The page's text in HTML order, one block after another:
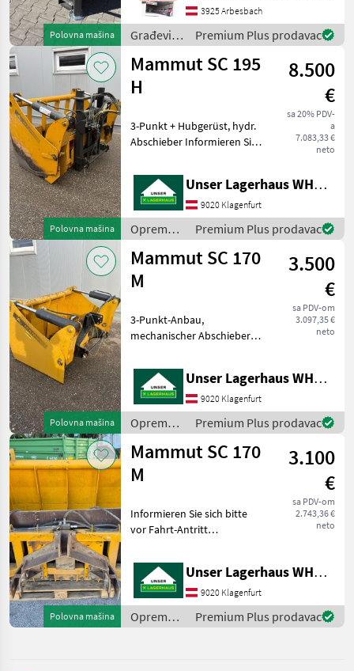
Polovna mašina
3925 Arbesbach
Građevinski
strojevi /
Mammut
Premium Plus prodavac
Polovna mašina
Mammut SC 195
H
8.500
€
sa 20% PDV-
a
7.083,33 €
neto
3-Punkt + Hubgerüst, hydr.
Abschieber Informieren Sie
telefonisch, ob die von
Ihnen angefragte Maschine
aktuell bei uns am Lager
steht.
Unser Lagerhaus WHG, Kärnten, Klagenfurt
9020 Klagenfurt
Oprema
za
hranidbu
životinja /
Mammut
Premium Plus prodavac
Polovna mašina
Mammut SC 170
M
3.500
€
sa PDV-om
3.097,35 €
neto
3-Punkt-Anbau,
mechanischer Abschieber
vor Fahrt-Antritt
telefonisch, ob die von
Ihnen angefragte Maschine
aktuell bei uns am Lager
steht.
Unser Lagerhaus WHG, Kärnten, Klagenfurt
9020 Klagenfurt
Oprema
za
hranidbu
životinja /
Mammut
Premium Plus prodavac
Polovna mašina
Mammut SC 170
M
3.100
€
sa PDV-om
2.743,36 €
neto
Informieren Sie sich bitte
vor Fahrt-Antritt
Ihnen angefragte Maschine
aktuell bei uns am Lager
steht. Wir inserieren auch
Maschinen, die sic
Unser Lagerhaus WHG, Kärnten, Klagenfurt
9020 Klagenfurt
Oprema
za
Premium Plus prodavac